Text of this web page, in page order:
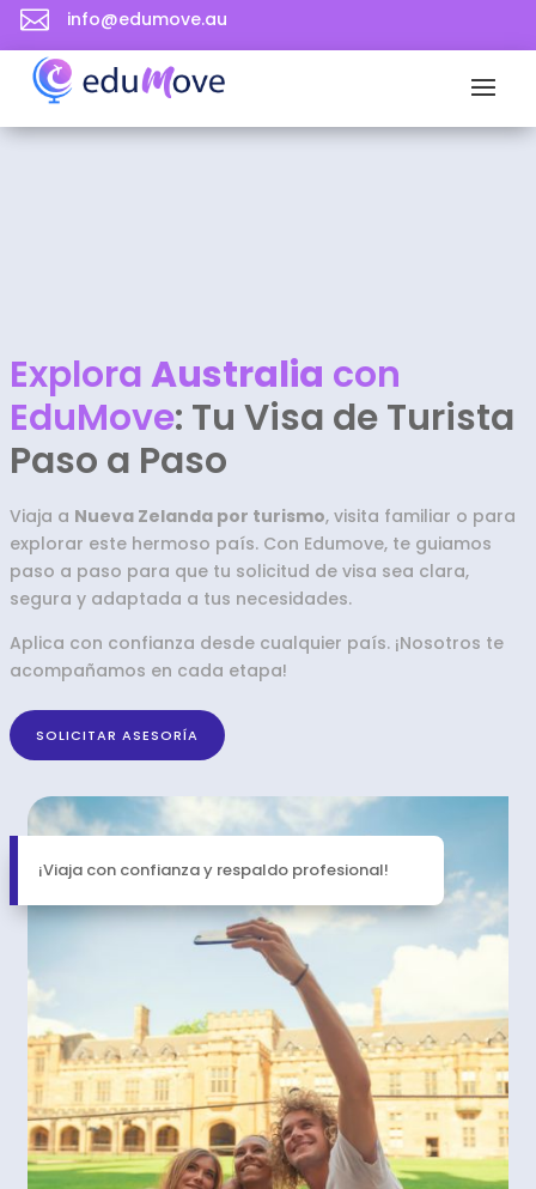
 info@edumove.au
ExploraAustralia con
EduMove: Tu Visa de Turista
Paso a Paso
Viaja a Nueva Zelanda por turismo, visita familiar o para
explorar este hermoso país. Con Edumove, te guiamos
paso a paso para que tu solicitud de visa sea clara,
segura y adaptada a tus necesidades.
Aplica con confianza desde cualquier país. ¡Nosotros te
acompañamos en cada etapa!
SOLICITAR ASESORÍA
¡Viaja con confianza y respaldo profesional!